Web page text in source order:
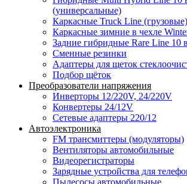
(универсальные)
Каркасные Truck Line (грузовые)
Каркасные зимние в чехле
Задние гибридные Rare Line 10
Сменные резинки
Адаптеры для щеток
Подбор щёток
Преобразователи напряжения
Инверторы 12/220V, 24/220V
Конвертеры 24/12V
Сетевые адаптеры 220/12
Автоэлектроника
FM трансмиттеры (модуляторы)
Вентиляторы автомобильные
Видеорегистраторы
Зарядные устройства для
Пылесосы автомобильные